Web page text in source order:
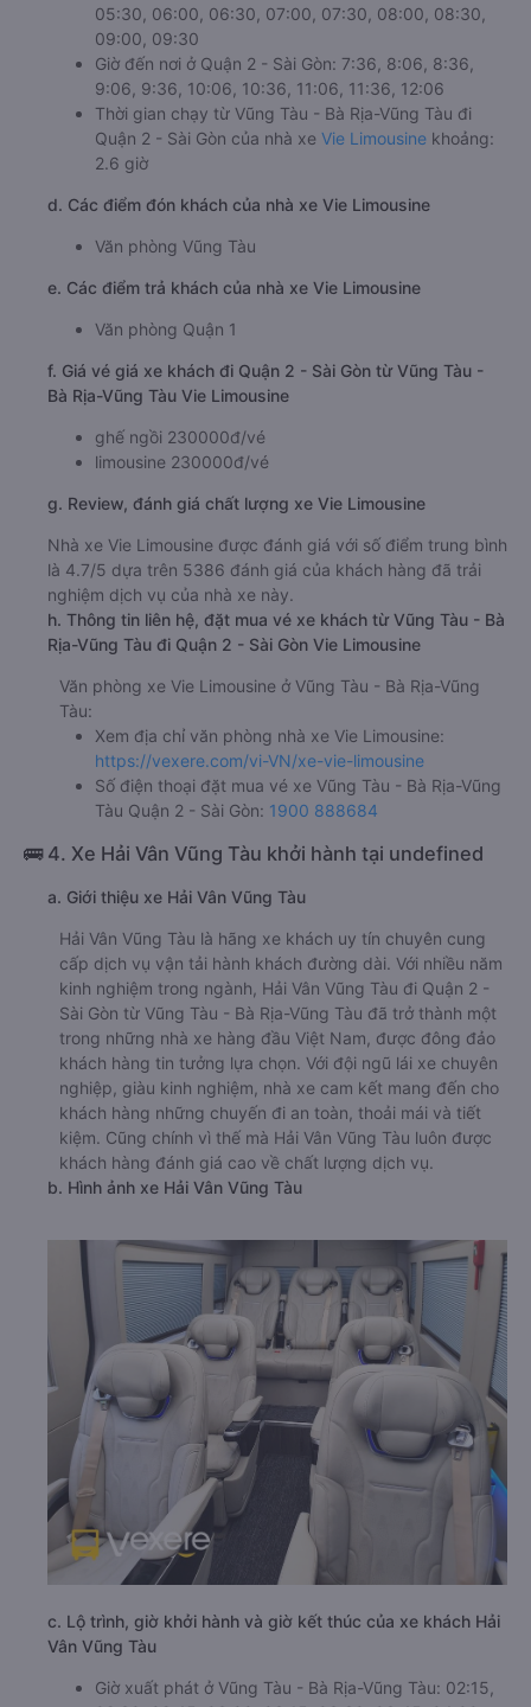
05:30, 06:00, 06:30, 07:00, 07:30, 08:00, 08:30,
09:00, 09:30
Giờ đến nơi ở Quận 2 - Sài Gòn: 7:36, 8:06, 8:36,
9:06, 9:36, 10:06, 10:36, 11:06, 11:36, 12:06
Thời gian chạy từ Vũng Tàu - Bà Rịa-Vũng Tàu đi
Quận 2 - Sài Gòn của nhà xe Vie Limousine khoảng:
2.6 giờ
d. Các điểm đón khách của nhà xe Vie Limousine
Văn phòng Vũng Tàu
e. Các điểm trả khách của nhà xe Vie Limousine
Văn phòng Quận 1
f. Giá vé giá xe khách đi Quận 2 - Sài Gòn từ Vũng Tàu -
Bà Rịa-Vũng Tàu Vie Limousine
ghế ngồi 230000đ/vé
limousine 230000đ/vé
g. Review, đánh giá chất lượng xe Vie Limousine
Nhà xe Vie Limousine được đánh giá với số điểm trung bình
là 4.7/5 dựa trên 5386 đánh giá của khách hàng đã trải
nghiệm dịch vụ của nhà xe này.
h. Thông tin liên hệ, đặt mua vé xe khách từ Vũng Tàu - Bà
Rịa-Vũng Tàu đi Quận 2 - Sài Gòn Vie Limousine
Văn phòng xe Vie Limousine ở Vũng Tàu - Bà Rịa-Vũng
Tàu:
Xem địa chỉ văn phòng nhà xe Vie Limousine:
https://vexere.com/vi-VN/xe-vie-limousine
Số điện thoại đặt mua vé xe Vũng Tàu - Bà Rịa-Vũng
Tàu Quận 2 - Sài Gòn: 1900 888684
🚌 4. Xe Hải Vân Vũng Tàu khởi hành tại undefined
a. Giới thiệu xe Hải Vân Vũng Tàu
Hải Vân Vũng Tàu là hãng xe khách uy tín chuyên cung
cấp dịch vụ vận tải hành khách đường dài. Với nhiều năm
kinh nghiệm trong ngành, Hải Vân Vũng Tàu đi Quận 2 -
Sài Gòn từ Vũng Tàu - Bà Rịa-Vũng Tàu đã trở thành một
trong những nhà xe hàng đầu Việt Nam, được đông đảo
khách hàng tin tưởng lựa chọn. Với đội ngũ lái xe chuyên
nghiệp, giàu kinh nghiệm, nhà xe cam kết mang đến cho
khách hàng những chuyến đi an toàn, thoải mái và tiết
kiệm. Cũng chính vì thế mà Hải Vân Vũng Tàu luôn được
khách hàng đánh giá cao về chất lượng dịch vụ.
b. Hình ảnh xe Hải Vân Vũng Tàu
c. Lộ trình, giờ khởi hành và giờ kết thúc của xe khách Hải
Vân Vũng Tàu
Giờ xuất phát ở Vũng Tàu - Bà Rịa-Vũng Tàu: 02:15,